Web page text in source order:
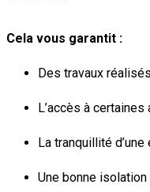
Cela vous garantit :
Des travaux
L’accès à
La tranquillité
Une bonne